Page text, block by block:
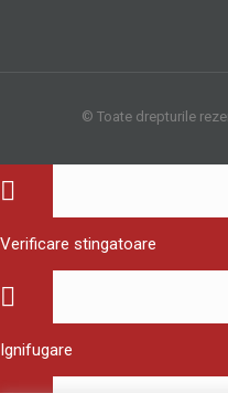
© Toate drepturile
Verificare stingatoare
Ignifugare